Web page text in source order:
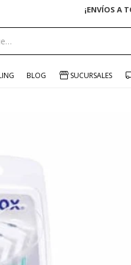
ENVÍO GRATIS EN
BLOG SUCURSALES